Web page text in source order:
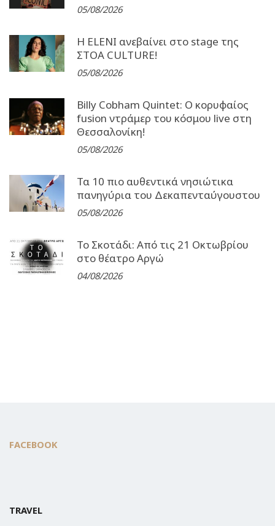
05/08/2026
Η ELENI ανεβαίνει στο stage της
ΣΤΟΑ CULTURE!
05/08/2026
Billy Cobham Quintet: Ο κορυφαίος
fusion ντράμερ του κόσμου live στη
Θεσσαλονίκη!
05/08/2026
Τα 10 πιο αυθεντικά νησιώτικα
πανηγύρια του Δεκαπενταύγουστου
05/08/2026
Το Σκοτάδι: Από τις 21 Οκτωβρίου
στο θέατρο Αργώ
04/08/2026
FACEBOOK
TRAVEL